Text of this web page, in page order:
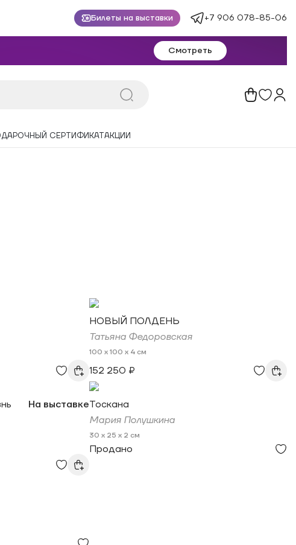
Билеты на выставки +7 906 078-85-06
Смотреть
СЕРТИФИКАТАКЦИИ
На выставке
НОВЫЙ ПОЛДЕНЬ
Татьяна Федоровская
100 x 100 x 4 см
152 250 ₽
Тоскана
Мария Полушкина
30 x 25 x 2 см
Продано